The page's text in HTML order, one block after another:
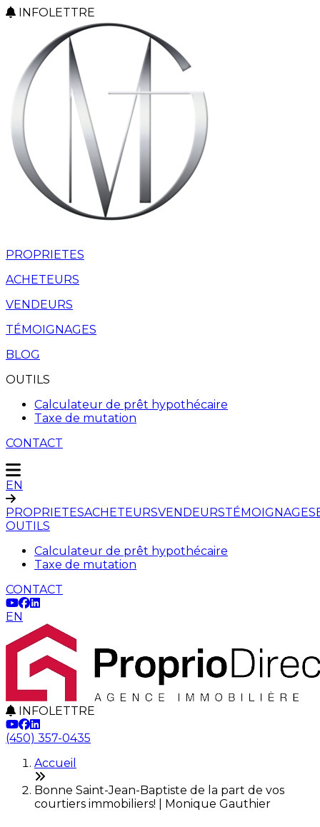
INFOLETTRE
PROPRIETES
ACHETEURS
VENDEURS
TÉMOIGNAGES
BLOG
OUTILS
Calculateur de prêt hypothécaire
Taxe de mutation
CONTACT
EN
PROPRIETESACHETEURSVENDEURSTÉMOIGNAGES
OUTILS
Calculateur de prêt hypothécaire
Taxe de mutation
CONTACT
EN
INFOLETTRE
(450) 357-0435
Accueil
Bonne Saint-Jean-Baptiste de la part de vos
courtiers immobiliers! | Monique Gauthier